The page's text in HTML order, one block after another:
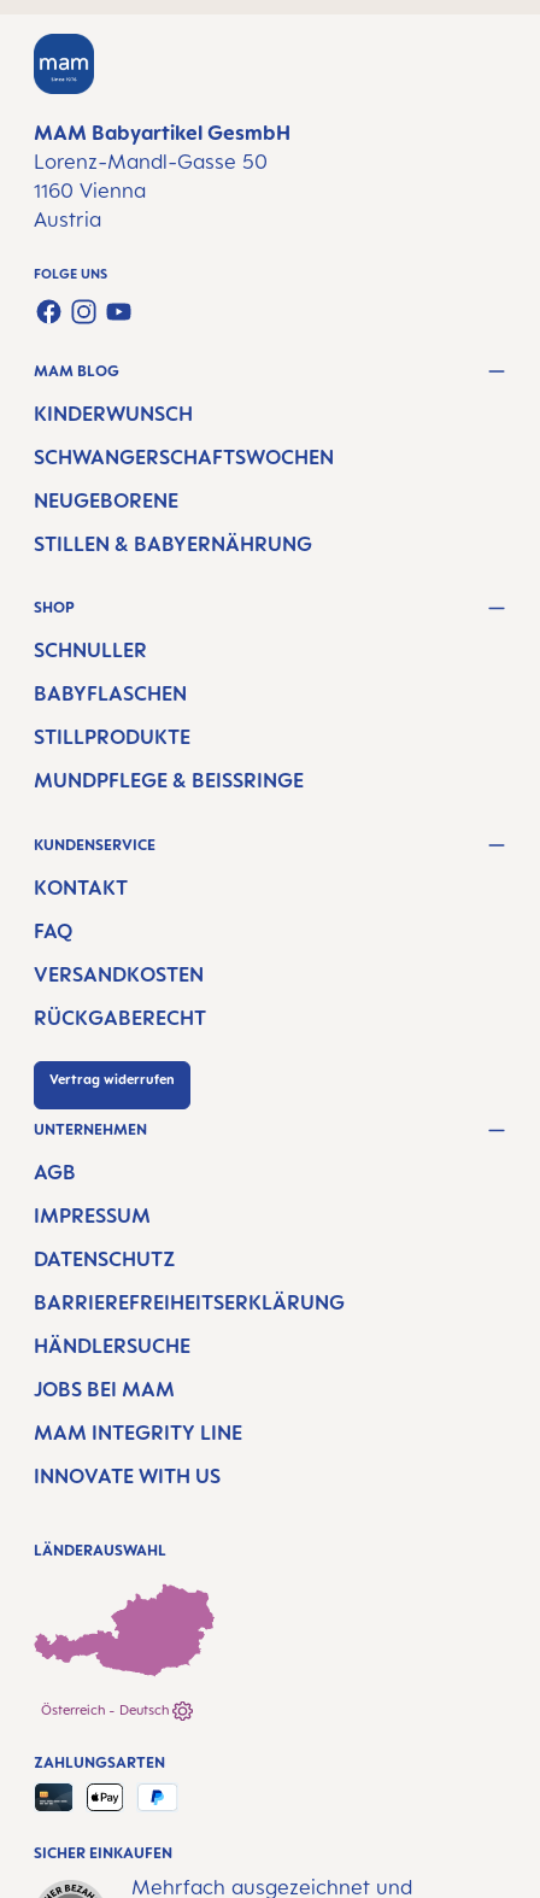
MAM Babyartikel GesmbH
Lorenz-Mandl-Gasse 50
1160 Vienna
Austria
FOLGE UNS
FACEBOOK
INSTAGRAM
YOUTUBE
MAM BLOG
KINDERWUNSCH
SCHWANGERSCHAFTSWOCHEN
NEUGEBORENE
STILLEN & BABYERNÄHRUNG
SHOP
SCHNULLER
BABYFLASCHEN
STILLPRODUKTE
MUNDPFLEGE & BEISSRINGE
KUNDENSERVICE
KONTAKT
FAQ
VERSANDKOSTEN
RÜCKGABERECHT
Vertrag widerrufen
UNTERNEHMEN
AGB
IMPRESSUM
DATENSCHUTZ
BARRIEREFREIHEITSERKLÄRUNG
HÄNDLERSUCHE
JOBS BEI MAM
MAM INTEGRITY LINE
INNOVATE WITH US
LÄNDERAUSWAHL
Österreich - Deutsch
SICHER EINKAUFEN
Mehrfach ausgezeichnet und
ZAHLUNGSARTEN